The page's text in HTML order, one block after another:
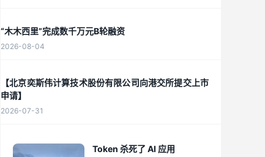
“木木西里”完成数千万元B轮融资
2026-08-04
【北京奕斯伟计算技术股份有限公司向港交所提交上市
申请】
2026-07-31
Token 杀死了 AI 应用